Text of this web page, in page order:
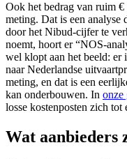
Ook het bedrag van ruim €
meting. Dat is een analyse
door het Nibud-cijfer te
noemt, hoort er “NOS-
wel klopt aan het beeld: er
naar Nederlandse
meting, en dat is een
kan onderbouwen. In onze
losse kostenposten zich tot
Wat aanbieders